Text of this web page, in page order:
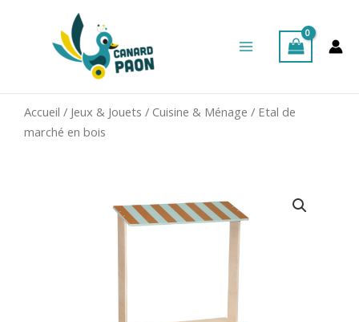
Menu
Accueil / Jeux & Jouets / Cuisine & Ménage / Etal de
marché en bois